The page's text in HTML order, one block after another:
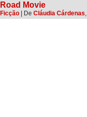
Road Movie
Ficção De Cláudia Cárdenas